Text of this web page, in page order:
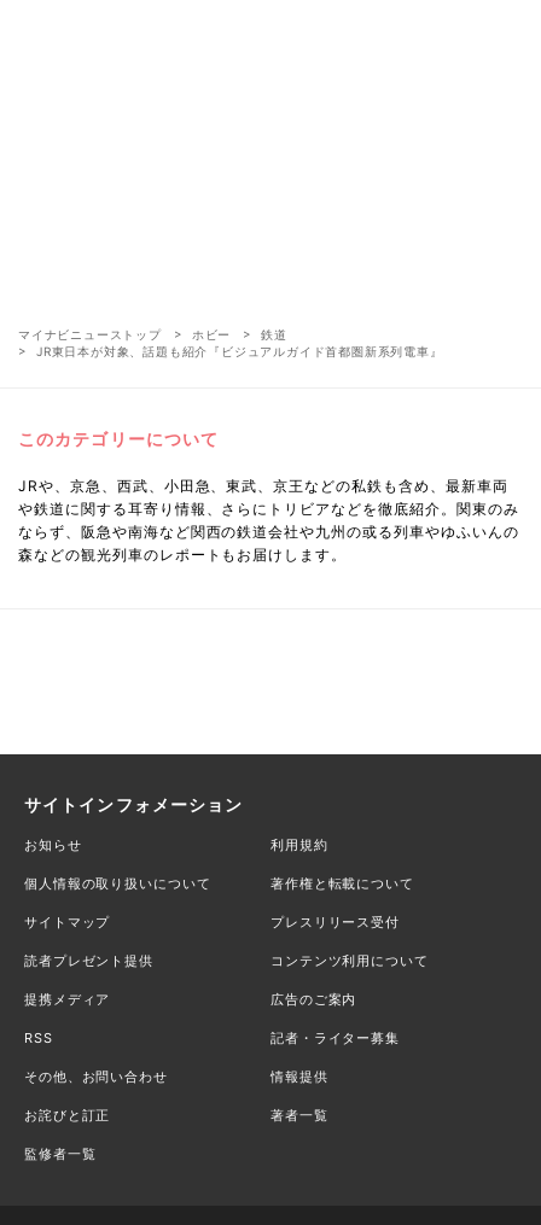
マイナビニューストップ ホビー
鉄道
JR東日本が対象、話題も紹介『ビジュアルガイド首都圏新系列電車』
このカテゴリーについて
JRや、京急、西武、小田急、東武、京王などの私鉄も含め、最新車両
や鉄道に関する耳寄り情報、さらにトリビアなどを徹底紹介。関東のみ
ならず、阪急や南海など関西の鉄道会社や九州の或る列車やゆふいんの
森などの観光列車のレポートもお届けします。
サイトインフォメーション
お知らせ 利用規約
個人情報の取り扱いについて 著作権と転載について
サイトマップ プレスリリース受付
読者プレゼント提供 コンテンツ利用について
提携メディア 広告のご案内
RSS 記者・ライター募集
その他、お問い合わせ 情報提供
お詫びと訂正 著者一覧
監修者一覧